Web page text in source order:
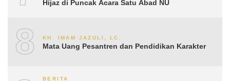
Hijaz di Puncak Acara Satu Abad NU
8 KH. IMAM JAZULI, LC.
Mata Uang Pesantren dan Pendidikan Karakter
BERITA